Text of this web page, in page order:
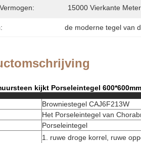
15000 Vierkante
de moderne tegel van
kijkt Porseleintegel
Browniestegel CAJ6F213W
Het Porseleintegel van
Porseleintegel
1. ruwe droge korrel, ruwe